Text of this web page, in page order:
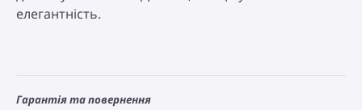
елегантність.
Гарантія та повернення